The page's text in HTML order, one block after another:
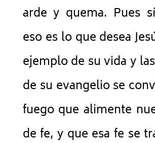
arde y quema. Pues
eso es lo que desea
ejemplo de su vida y
de su evangelio se
fuego que alimente
de fe, y que esa fe se